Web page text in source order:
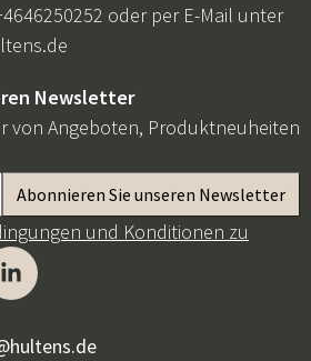
oder per E-Mail unter
Newsletter
von Angeboten, Produktneuheiten
und Konditionen zu